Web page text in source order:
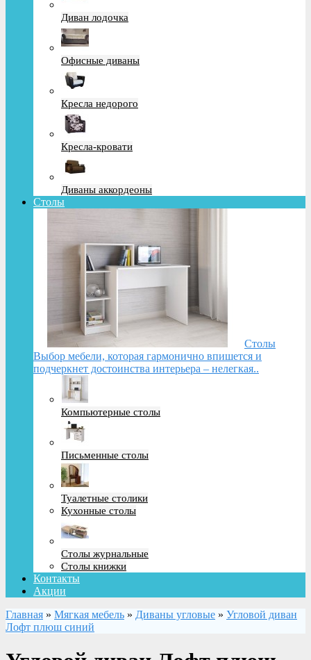
Диван лодочка
Офисные диваны
Кресла недорого
Кресла-кровати
Диваны аккордеоны
Столы
Столы
Выбор мебели, которая гармонично впишется и
подчеркнет достоинства интерьера – нелегкая..
Компьютерные столы
Письменные столы
Туалетные столики
Кухонные столы
Столы журнальные
Столы книжки
Контакты
Акции
Главная » Мягкая мебель » Диваны угловые » Угловой диван
Лофт плюш синий